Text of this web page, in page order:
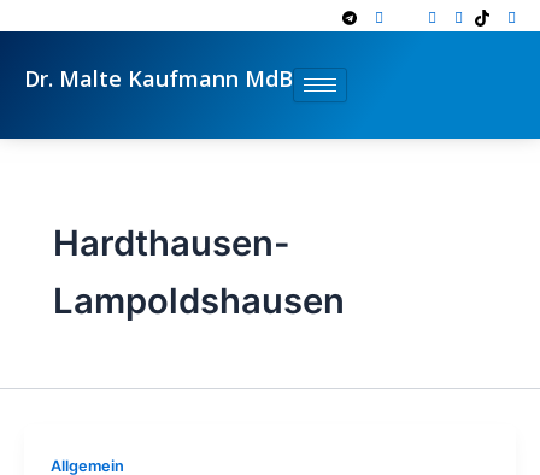
springen
Dr. Malte Kaufmann MdB
Hardthausen-
Lampoldshausen
Allgemein